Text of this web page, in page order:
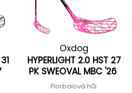
Oxdog
HYPERLIGHT 2.0 HST 27
PK SWEOVAL MBC '26
Florbalová hůl